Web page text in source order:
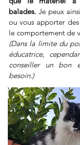
balades. Je peux
ou vous apporter
le comportement de
(Dans la limite du
éducatrice,
conseiller un bon
besoin.)